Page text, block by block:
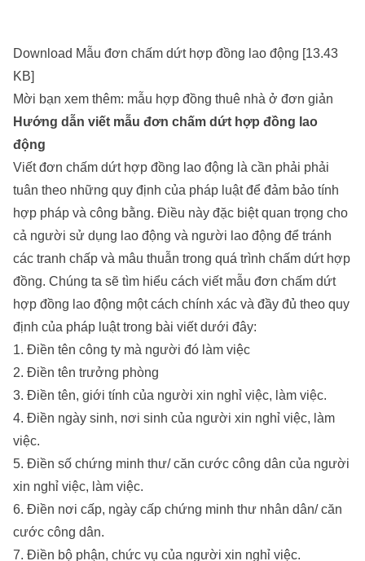
Download Mẫu đơn chấm dứt hợp đồng lao động [13.43
KB]
Mời bạn xem thêm: mẫu hợp đồng thuê nhà ở đơn giản
Hướng dẫn viết mẫu đơn chấm dứt hợp đồng lao
động
Viết đơn chấm dứt hợp đồng lao động là cần phải phải
tuân theo những quy định của pháp luật để đảm bảo tính
hợp pháp và công bằng. Điều này đặc biệt quan trọng cho
cả người sử dụng lao động và người lao động để tránh
các tranh chấp và mâu thuẫn trong quá trình chấm dứt hợp
đồng. Chúng ta sẽ tìm hiểu cách viết mẫu đơn chấm dứt
hợp đồng lao động một cách chính xác và đầy đủ theo quy
định của pháp luật trong bài viết dưới đây:
1. Điền tên công ty mà người đó làm việc
2. Điền tên trưởng phòng
3. Điền tên, giới tính của người xin nghỉ việc, làm việc.
4. Điền ngày sinh, nơi sinh của người xin nghỉ việc, làm
việc.
5. Điền số chứng minh thư/ căn cước công dân của người
xin nghỉ việc, làm việc.
6. Điền nơi cấp, ngày cấp chứng minh thư nhân dân/ căn
cước công dân.
7. Điền bộ phận, chức vụ của người xin nghỉ việc.